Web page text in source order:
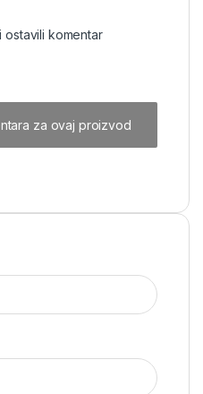
ostavili komentar
za ovaj proizvod